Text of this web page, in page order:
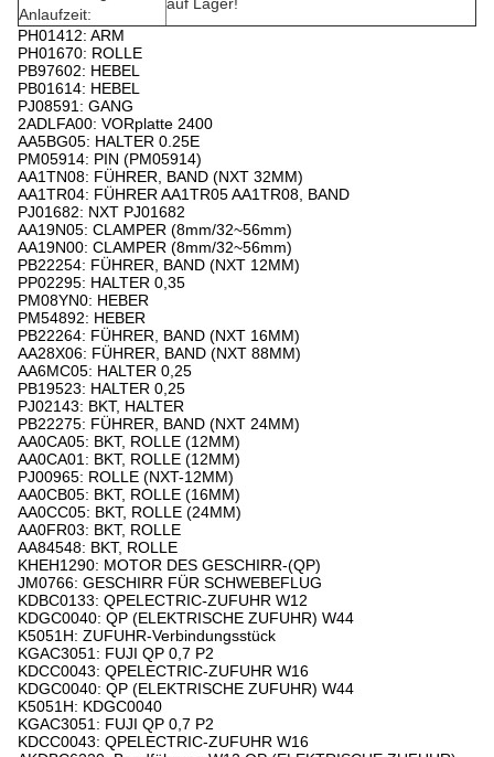
Anlaufzeit:
PH01412: ARM
PH01670: ROLLE
PB97602: HEBEL
PB01614: HEBEL
PJ08591: GANG
2ADLFA00: VORplatte 2400
AA5BG05: HALTER 0.25E
PM05914: PIN (PM05914)
AA1TN08: FÜHRER, BAND (NXT 32MM)
AA1TR04: FÜHRER AA1TR05 AA1TR08, BAND
PJ01682: NXT PJ01682
AA19N05: CLAMPER (8mm/32~56mm)
AA19N00: CLAMPER (8mm/32~56mm)
PB22254: FÜHRER, BAND (NXT 12MM)
PP02295: HALTER 0,35
PM08YN0: HEBER
PM54892: HEBER
PB22264: FÜHRER, BAND (NXT 16MM)
AA28X06: FÜHRER, BAND (NXT 88MM)
AA6MC05: HALTER 0,25
PB19523: HALTER 0,25
PJ02143: BKT, HALTER
PB22275: FÜHRER, BAND (NXT 24MM)
AA0CA05: BKT, ROLLE (12MM)
AA0CA01: BKT, ROLLE (12MM)
PJ00965: ROLLE (NXT-12MM)
AA0CB05: BKT, ROLLE (16MM)
AA0CC05: BKT, ROLLE (24MM)
AA0FR03: BKT, ROLLE
AA84548: BKT, ROLLE
KHEH1290: MOTOR DES GESCHIRR-(QP)
JM0766: GESCHIRR FÜR SCHWEBEFLUG
KDBC0133: QPELECTRIC-ZUFUHR W12
KDGC0040: QP (ELEKTRISCHE ZUFUHR) W44
K5051H: ZUFUHR-Verbindungsstück
KGAC3051: FUJI QP 0,7 P2
KDCC0043: QPELECTRIC-ZUFUHR W16
KDGC0040: QP (ELEKTRISCHE ZUFUHR) W44
K5051H: KDGC0040
KGAC3051: FUJI QP 0,7 P2
KDCC0043: QPELECTRIC-ZUFUHR W16